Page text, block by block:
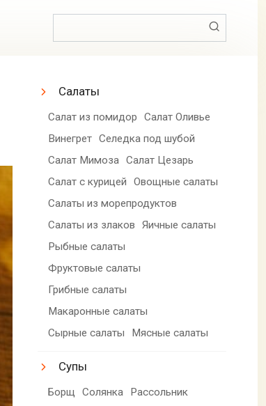
Салаты
Салат из помидор
Салат Оливье
Винегрет Селедка под шубой
Салат Мимоза Салат Цезарь
Салат с курицей
Овощные салаты
Салаты из морепродуктов
Салаты из злаков
Яичные салаты
Рыбные салаты
Фруктовые салаты
Грибные салаты
Макаронные салаты
Сырные салаты
Мясные салаты
Супы
Борщ Солянка
Рассольник